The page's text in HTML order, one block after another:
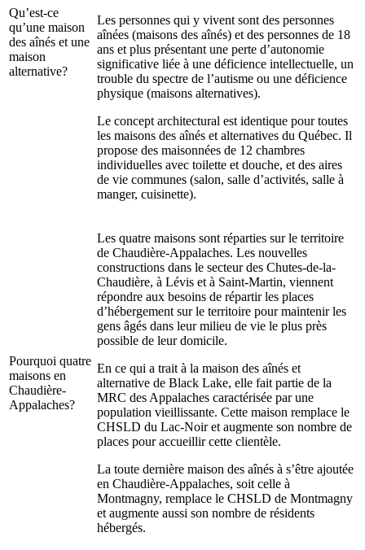
Qu’est-ce
qu’une maison
des aînés et une
maison
alternative?
Les personnes qui y vivent sont des personnes
aînées (maisons des aînés) et des personnes de 18
ans et plus présentant une perte d’autonomie
significative liée à une déficience intellectuelle, un
trouble du spectre de l’autisme ou une déficience
physique (maisons alternatives).
Le concept architectural est identique pour toutes
les maisons des aînés et alternatives du Québec. Il
propose des maisonnées de 12 chambres
individuelles avec toilette et douche, et des aires
de vie communes (salon, salle d’activités, salle à
manger, cuisinette).
Pourquoi quatre
maisons en
Chaudière-
Appalaches?
Les quatre maisons sont réparties sur le territoire
de Chaudière-Appalaches. Les nouvelles
constructions dans le secteur des Chutes-de-la-
Chaudière, à Lévis et à Saint-Martin, viennent
répondre aux besoins de répartir les places
d’hébergement sur le territoire pour maintenir les
gens âgés dans leur milieu de vie le plus près
possible de leur domicile.
En ce qui a trait à la maison des aînés et
alternative de Black Lake, elle fait partie de la
MRC des Appalaches caractérisée par une
population vieillissante. Cette maison remplace le
CHSLD du Lac-Noir et augmente son nombre de
places pour accueillir cette clientèle.
La toute dernière maison des aînés à s’être ajoutée
en Chaudière-Appalaches, soit celle à
Montmagny, remplace le CHSLD de Montmagny
et augmente aussi son nombre de résidents
hébergés.